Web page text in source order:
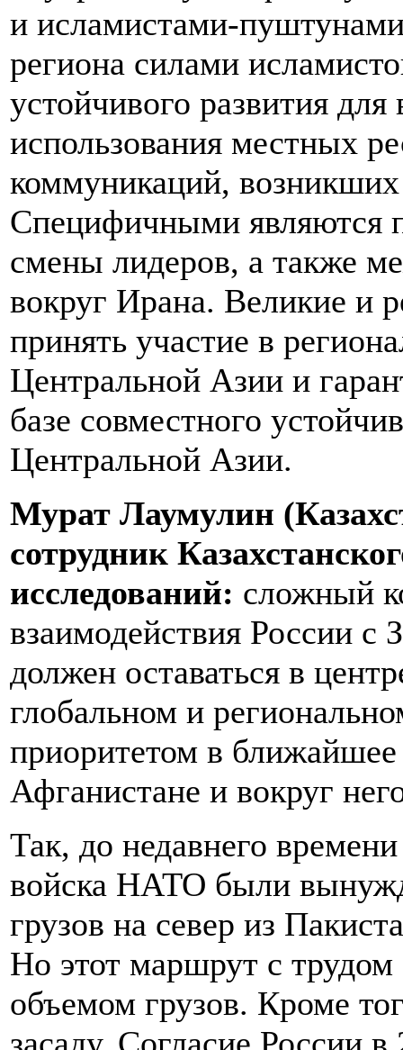
и исламистами-
региона силами
устойчивого развития для
использования местных
коммуникаций,
Специфичными являются
смены лидеров, а также
вокруг Ирана. Великие и
принять участие в
Центральной Азии и
базе совместного
Центральной Азии.
Мурат Лаумулин
сотрудник
исследований: сложный
взаимодействия России
должен оставаться в
глобальном и
приоритетом в ближайшее
Афганистане и вокруг
Так, до недавнего
войска НАТО были
грузов на север из
Но этот маршрут с
объемом грузов. Кроме